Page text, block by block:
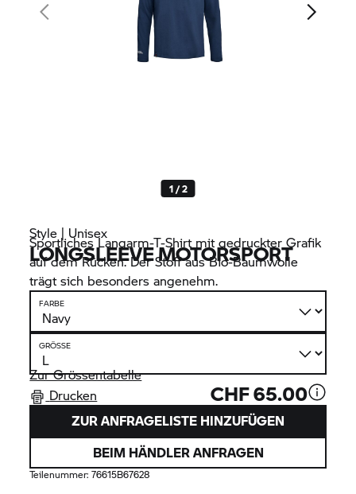
1 / 2
Style | Unisex
LONGSLEEVE MOTORSPORT
Sportliches Langarm-T-Shirt mit gedruckter Grafik
auf dem Rücken. Der Stoff aus Bio-Baumwolle
trägt sich besonders angenehm.
FARBE
GRÖSSE
Zur Grössentabelle
Drucken
CHF 65.00
ZUR ANFRAGELISTE HINZUFÜGEN
BEIM HÄNDLER ANFRAGEN
Teilenummer:76615B67628